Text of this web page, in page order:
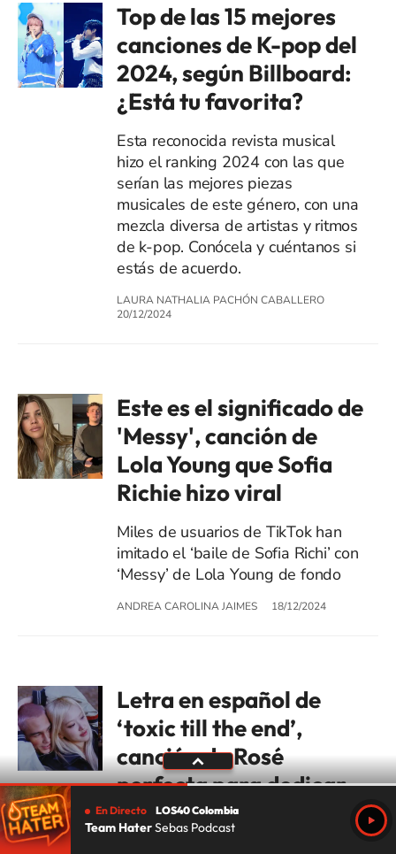
Top de las 15 mejores
canciones de K-pop del
2024, según Billboard:
¿Está tu favorita?
Esta reconocida revista musical
hizo el ranking 2024 con las que
serían las mejores piezas
musicales de este género, con una
mezcla diversa de artistas y ritmos
de k-pop. Conócela y cuéntanos si
estás de acuerdo.
LAURA NATHALIA PACHÓN CABALLERO
20/12/2024
Este es el significado de
'Messy', canción de
Lola Young que Sofia
Richie hizo viral
Miles de usuarios de TikTok han
imitado el ‘baile de Sofia Richi’ con
‘Messy’ de Lola Young de fondo
ANDREA CAROLINA JAIMES 18/12/2024
Letra en español de
‘toxic till the end’,
canción de Rosé
perfecta para dedicar
al ex tóxico
En Directo LOS40 Colombia
Team HaterSebas Podcast